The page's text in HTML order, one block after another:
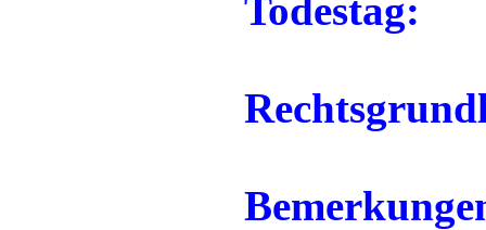
Todestag: